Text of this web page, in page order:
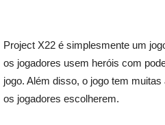
Project X22 é simplesmente um
os jogadores usem heróis com
jogo. Além disso, o jogo tem
os jogadores escolherem.